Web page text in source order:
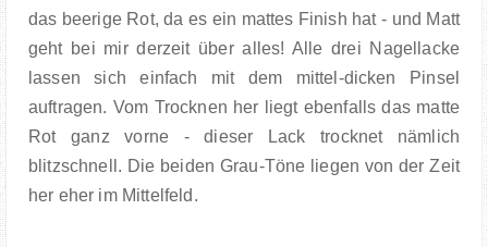
das beerige Rot, da es ein mattes Finish hat - und Matt
geht bei mir derzeit über alles! Alle drei Nagellacke
lassen sich einfach mit dem mittel-dicken Pinsel
auftragen. Vom Trocknen her liegt ebenfalls das matte
Rot ganz vorne - dieser Lack trocknet nämlich
blitzschnell. Die beiden Grau-Töne liegen von der Zeit
her eher im Mittelfeld.